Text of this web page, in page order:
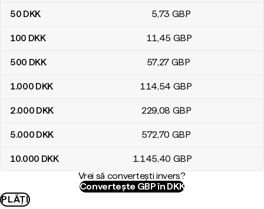
50 DKK 5,73 GBP
100 DKK 11,45 GBP
500 DKK 57,27 GBP
1.000 DKK 114,54 GBP
2.000 DKK 229,08 GBP
5.000 DKK 572,70 GBP
10.000 DKK 1.145,40 GBP
Vrei să convertești invers?
Convertește GBP în DKK
PLĂȚI